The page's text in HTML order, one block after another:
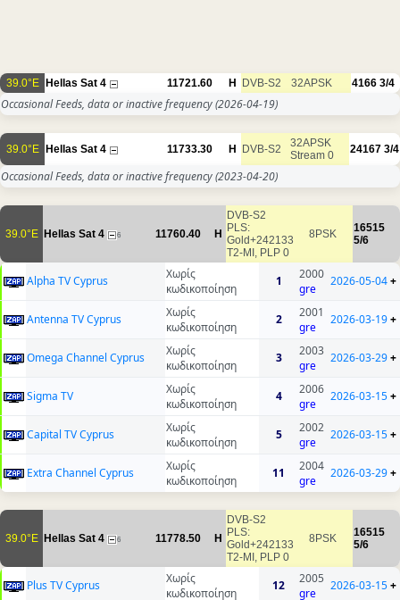
39.0°E Hellas Sat 4 11721.60 H DVB-S2 32APSK 4166 3/4
Occasional Feeds, data or inactive frequency(2026-04-19)
39.0°E Hellas Sat 4 11733.30 H DVB-S2
32APSK
Stream 0
24167 3/4
Occasional Feeds, data or inactive frequency(2023-04-20)
39.0°E Hellas Sat 4 6 11760.40 H
DVB-S2
PLS:
Gold+242133
T2-MI, PLP 0
8PSK
16515
5/6
Alpha TV Cyprus
Χωρίς
κωδικοποίηση
1
2000
gre
2026-05-04+
Antenna TV Cyprus
Χωρίς
κωδικοποίηση
2
2001
gre
2026-03-19+
Omega Channel Cyprus
Χωρίς
κωδικοποίηση
3
2003
gre
2026-03-29+
Sigma TV
Χωρίς
κωδικοποίηση
4
2006
gre
2026-03-15+
Capital TV Cyprus
Χωρίς
κωδικοποίηση
5
2002
gre
2026-03-15+
Extra Channel Cyprus
Χωρίς
κωδικοποίηση
11
2004
gre
2026-03-29+
39.0°E Hellas Sat 4 6 11778.50 H
DVB-S2
PLS:
Gold+242133
T2-MI, PLP 0
8PSK
16515
5/6
Plus TV Cyprus
Χωρίς
κωδικοποίηση
12
2005
gre
2026-03-15+